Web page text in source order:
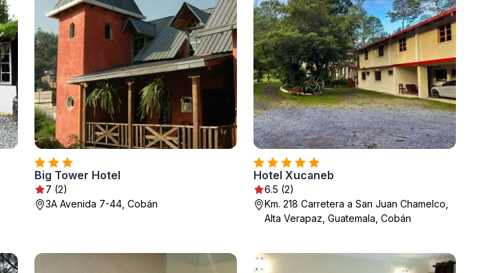
Big Tower Hotel
7 (2)
3A Avenida 7-44, Cobán
Hotel Xucaneb
6.5 (2)
Km. 218 Carretera a San Juan Chamelco,
Alta Verapaz, Guatemala, Cobán